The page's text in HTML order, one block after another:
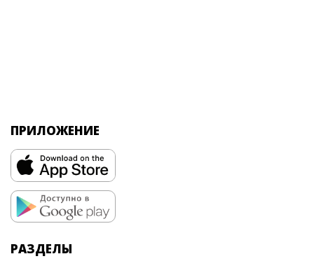
ПРИЛОЖЕНИЕ
РАЗДЕЛЫ